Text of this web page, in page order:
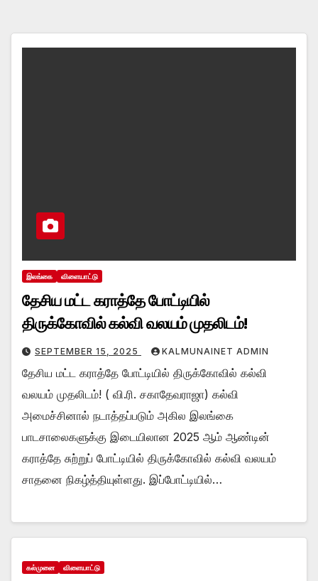
இலங்கை விளையாட்டு
தேசிய மட்ட கராத்தே போட்டியில்
திருக்கோவில் கல்வி வலயம் முதலிடம்!
SEPTEMBER 15, 2025 KALMUNAINET ADMIN
தேசிய மட்ட கராத்தே போட்டியில் திருக்கோவில் கல்வி
வலயம் முதலிடம்! ( வி.ரி. சகாதேவராஜா) கல்வி
அமைச்சினால் நடாத்தப்படும் அகில இலங்கை
பாடசாலைகளுக்கு இடையிலான 2025 ஆம் ஆண்டின்
கராத்தே சுற்றுப் போட்டியில் திருக்கோவில் கல்வி வலயம்
சாதனை நிகழ்த்தியுள்ளது. இப்போட்டியில்…
கல்முனை விளையாட்டு